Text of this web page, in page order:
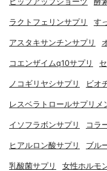
ラクトフェリンサプリ す
アスタキサンチンサプリ
コエンザイムq10サプリ
ノコギリヤシサプリ ビオ
レスベラトロールサプリメ
イソフラボンサプリ コラ
ヒアルロン酸サプリ ブル
乳酸菌サプリ 女性ホルモ